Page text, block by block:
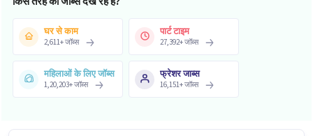
घर से काम
2,611+जॉब्स
पार्ट टाइम
27,392+जॉब्स
महिलाओं के लिए जॉब्स
1,20,203+जॉब्स
फ्रेशर जाब्स
16,151+जॉब्स